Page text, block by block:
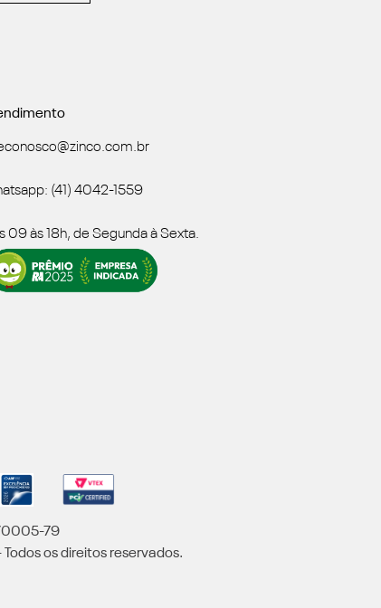
(41) 4042-1559
09 às 18h, de Segunda à Sexta.
0005-79
os direitos reservados.